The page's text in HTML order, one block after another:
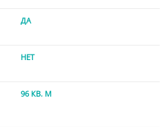
ДА
НЕТ
96 КВ. М